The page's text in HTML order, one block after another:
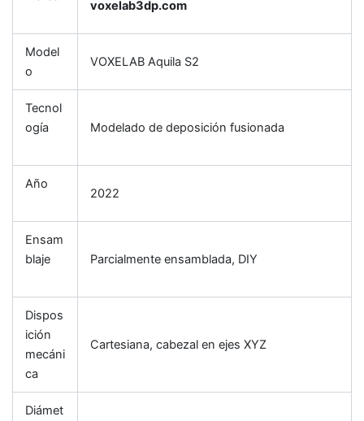
voxelab3dp.com
Model
o
VOXELAB Aquila S2
Tecnol
ogía
Modelado de deposición fusionada
Año
2022
Ensam
blaje
Parcialmente ensamblada, DIY
Dispos
ición
mecáni
ca
Cartesiana, cabezal en ejes XYZ
Diámet